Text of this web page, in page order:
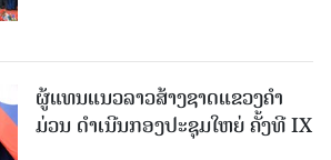
ຜູ້ແທນແນວລາວສ້າງຊາດແຂວງຄຳ
ມ່ວນ ດຳເນີນກອງປະຊຸມໃຫຍ່ ຄັ້ງທີ IX